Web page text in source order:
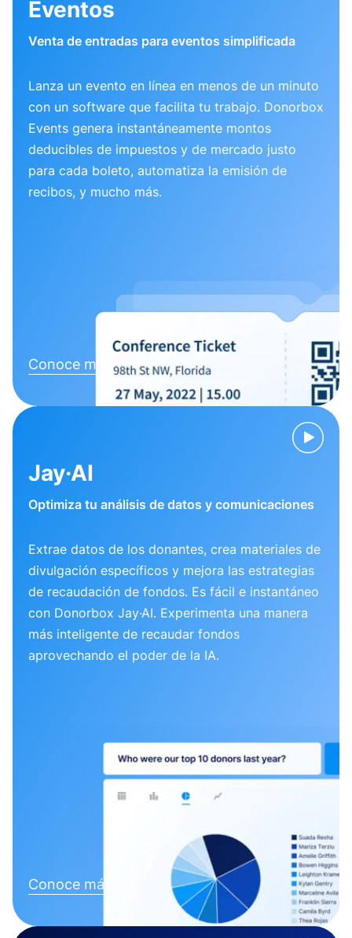
Eventos
Venta de entradas para eventos simplificada
Lanza un evento en línea en menos de un minuto
con un software que facilita tu trabajo. Donorbox
Events genera instantáneamente montos
deducibles de impuestos y de mercado justo
para cada boleto, automatiza la emisión de
recibos, y mucho más.
Conoce más
Jay·AI
Optimiza tu análisis de datos y comunicaciones
Extrae datos de los donantes, crea materiales de
divulgación específicos y mejora las estrategias
de recaudación de fondos. Es fácil e instantáneo
con Donorbox Jay·AI. Experimenta una manera
más inteligente de recaudar fondos
aprovechando el poder de la IA.
Conoce más